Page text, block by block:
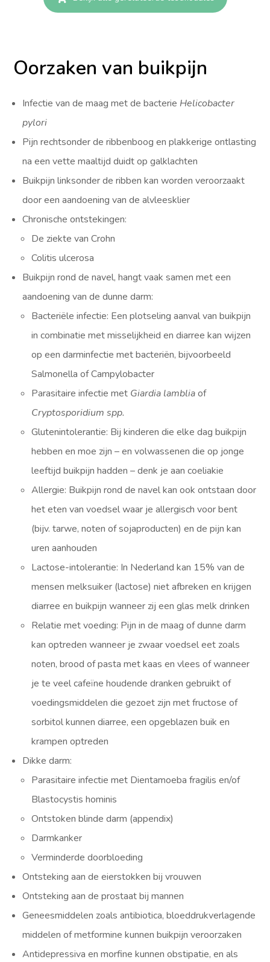
Oorzaken van buikpijn
Infectie van de maag met de bacterie Helicobacter
pylori
Pijn rechtsonder de ribbenboog en plakkerige ontlasting
na een vette maaltijd duidt op galklachten
Buikpijn linksonder de ribben kan worden veroorzaakt
door een aandoening van de alvleesklier
Chronische ontstekingen:
De ziekte van Crohn
Colitis ulcerosa
Buikpijn rond de navel, hangt vaak samen met een
aandoening van de dunne darm:
Bacteriële infectie: Een plotseling aanval van buikpijn
in combinatie met misselijkheid en diarree kan wijzen
op een darminfectie met bacteriën, bijvoorbeeld
Salmonella of Campylobacter
Parasitaire infectie met Giardia lambliaof
Cryptosporidium spp.
Glutenintolerantie: Bij kinderen die elke dag buikpijn
hebben en moe zijn – en volwassenen die op jonge
leeftijd buikpijn hadden – denk je aan coeliakie
Allergie: Buikpijn rond de navel kan ook ontstaan door
het eten van voedsel waar je allergisch voor bent
(bijv. tarwe, noten of sojaproducten) en de pijn kan
uren aanhouden
Lactose-intolerantie: In Nederland kan 15% van de
mensen melksuiker (lactose) niet afbreken en krijgen
diarree en buikpijn wanneer zij een glas melk drinken
Relatie met voeding: Pijn in de maag of dunne darm
kan optreden wanneer je zwaar voedsel eet zoals
noten, brood of pasta met kaas en vlees of wanneer
je te veel cafeïne houdende dranken gebruikt of
voedingsmiddelen die gezoet zijn met fructose of
sorbitol kunnen diarree, een opgeblazen buik en
krampen optreden
Dikke darm:
Parasitaire infectie met Dientamoeba fragilis en/of
Blastocystis hominis
Ontstoken blinde darm (appendix)
Darmkanker
Verminderde doorbloeding
Ontsteking aan de eierstokken bij vrouwen
Ontsteking aan de prostaat bij mannen
Geneesmiddelen zoals antibiotica, bloeddrukverlagende
middelen of metformine kunnen buikpijn veroorzaken
Antidepressiva en morfine kunnen obstipatie, en als